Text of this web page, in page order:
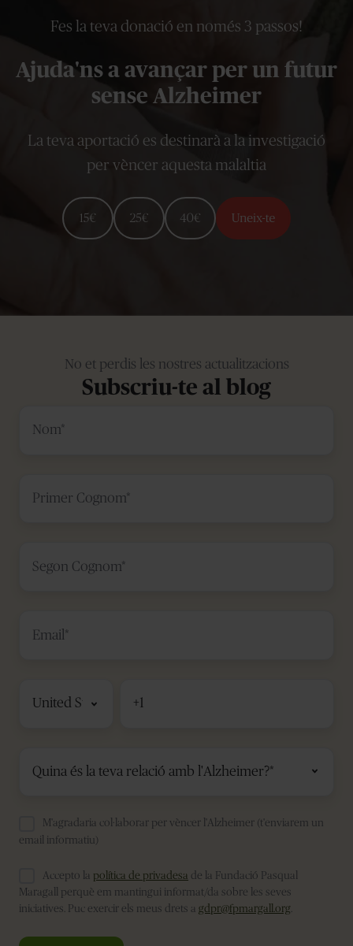
Fes la teva donació en només 3 passos!
Ajuda'ns a avançar per un futur
sense Alzheimer
La teva aportació es destinarà a la investigació
per vèncer aquesta malaltia
No et perdis les nostres actualitzacions
Subscriu-te al blog
M'agradaria col·laborar per vèncer l'Alzheimer (t'enviarem un
email informatiu)
Accepto la política de privadesa de la Fundació Pasqual
Maragall perquè em mantingui informat/da sobre les seves
iniciatives. Puc exercir els meus drets a gdpr@fpmargall.org